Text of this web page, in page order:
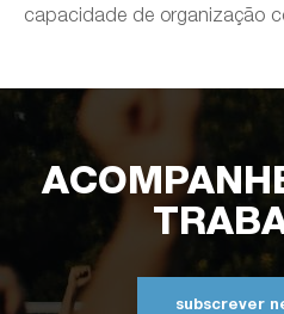
capacidade de organização
subscrever